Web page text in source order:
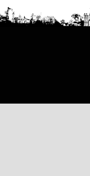
Saltar
al
contenido